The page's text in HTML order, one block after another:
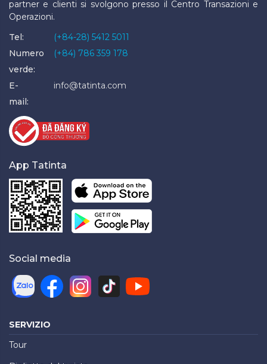
partner e clienti si svolgono presso il Centro Transazioni e
Operazioni.
Tel:
(+84-28) 5412 5011
Numero
verde:
(+84) 786 359 178
E-
mail:
info@tatinta.com
App Tatinta
Social media
SERVIZIO
Tour